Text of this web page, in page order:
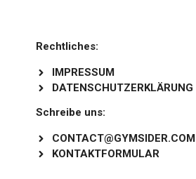
Rechtliches:
IMPRESSUM
DATENSCHUTZERKLÄRUNG
Schreibe uns:
CONTACT@GYMSIDER.COM
KONTAKTFORMULAR